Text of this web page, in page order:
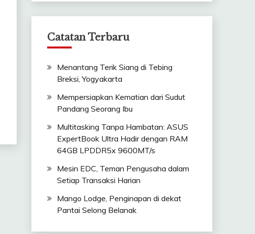
Catatan Terbaru
Menantang Terik Siang di Tebing
Breksi, Yogyakarta
Mempersiapkan Kematian dari Sudut
Pandang Seorang Ibu
Multitasking Tanpa Hambatan: ASUS
ExpertBook Ultra Hadir dengan RAM
64GB LPDDR5x 9600MT/s
Mesin EDC, Teman Pengusaha dalam
Setiap Transaksi Harian
Mango Lodge, Penginapan di dekat
Pantai Selong Belanak